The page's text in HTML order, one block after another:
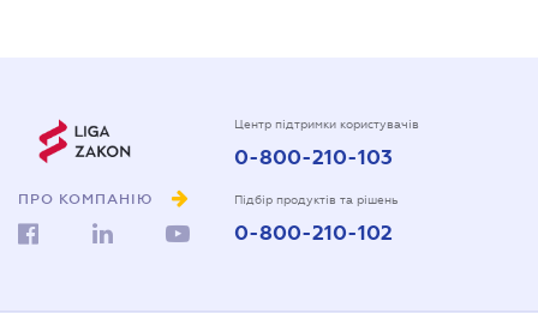
ПРО КОМПАНІЮ
Центр підтримки користувачів
0-800-210-103
Підбір продуктів та рішень
0-800-210-102